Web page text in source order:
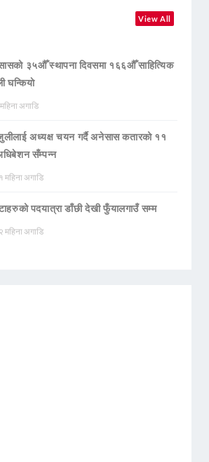
View All
३५औँ स्थापना दिवसमा १६६औँ साहित्यिक
घन्कियाे
अगाडि
अध्यक्ष चयन गर्दै अनेसास कतारको ११
सँम्पन्न
महिना अगाडि
पदयात्रा डाँछी देखी फुँयालगाउँ सम्म
महिना अगाडि